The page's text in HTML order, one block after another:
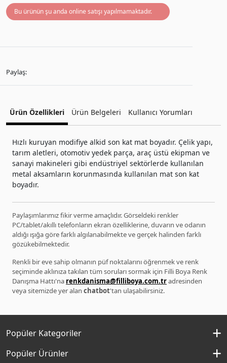
Bu ürünün şu anda online satışı yapılmamaktadır.
Paylaş:
Ürün Özellikleri Ürün Belgeleri Kullanıcı Yorumları
Hızlı kuruyan modifiye alkid son kat mat boyadır. Çelik yapı,
tarım aletleri, otomotiv yedek parça, araç üstü ekipman ve
sanayi makineleri gibi endüstriyel sektörlerde kullanılan
metal aksamların korunmasında kullanılan mat son kat
boyadır.
Paylaşımlarımız fikir verme amaçlıdır. Görseldeki renkler
PC/tablet/akıllı telefonların ekran özelliklerine, duvarın ve odanın
aldığı ışığa göre farklı algılanabilmekte ve gerçek halinden farklı
gözükebilmektedir.
Renkli bir eve sahip olmanın püf noktalarını öğrenmek ve renk
seçiminde aklınıza takılan tüm soruları sormak için Filli Boya Renk
Danışma Hattı'na renkdanisma@filliboya.com.tradresinden
veya sitemizde yer alan chatbot'tan ulaşabilirsiniz.
Popüler Kategoriler
İç Cephe Boyaları
Popüler Ürünler